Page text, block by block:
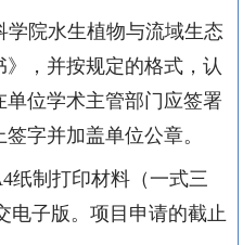
学院水生植物与流域生态
，并按规定的格式，认
位学术主管部门应签署
字并加盖单位公章。
纸制打印材料（一式三
电子版。项目申请的截止